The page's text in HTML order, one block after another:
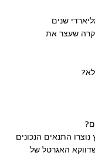
שנים
שעצר את
התנאים הנכונים
האגרטל של